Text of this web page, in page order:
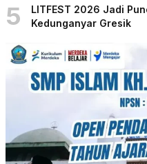
5
LITFEST 2026 Jadi
Kedunganyar Gresik